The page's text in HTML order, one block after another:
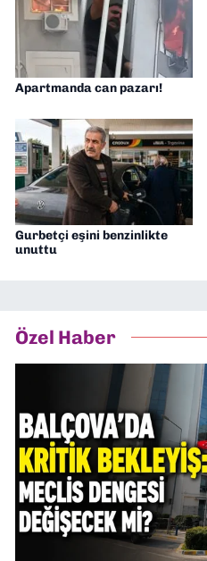
Apartmanda can pazarı!
Gurbetçi eşini benzinlikte
unuttu
Özel Haber